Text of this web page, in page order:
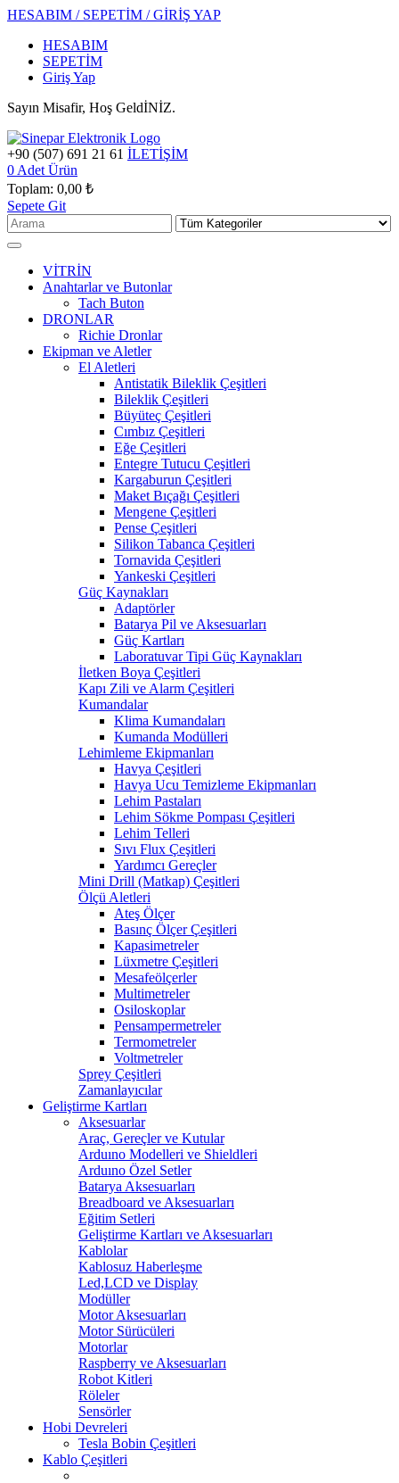
HESABIM / SEPETİM / GİRİŞ YAP
HESABIM
SEPETİM
Giriş Yap
Sayın Misafir, Hoş GeldİNİZ.
+90 (507) 691 21 61 İLETİŞİM
0 Adet Ürün
Toplam: 0,00 ₺
Sepete Git
VİTRİN
Anahtarlar ve Butonlar
Tach Buton
DRONLAR
Richie Dronlar
Ekipman ve Aletler
El Aletleri
Antistatik Bileklik Çeşitleri
Bileklik Çeşitleri
Büyüteç Çeşitleri
Cımbız Çeşitleri
Eğe Çeşitleri
Entegre Tutucu Çeşitleri
Kargaburun Çeşitleri
Maket Bıçağı Çeşitleri
Mengene Çeşitleri
Pense Çeşitleri
Silikon Tabanca Çeşitleri
Tornavida Çeşitleri
Yankeski Çeşitleri
Güç Kaynakları
Adaptörler
Batarya Pil ve Aksesuarları
Güç Kartları
Laboratuvar Tipi Güç Kaynakları
İletken Boya Çeşitleri
Kapı Zili ve Alarm Çeşitleri
Kumandalar
Klima Kumandaları
Kumanda Modülleri
Lehimleme Ekipmanları
Havya Çeşitleri
Havya Ucu Temizleme Ekipmanları
Lehim Pastaları
Lehim Sökme Pompası Çeşitleri
Lehim Telleri
Sıvı Flux Çeşitleri
Yardımcı Gereçler
Mini Drill (Matkap) Çeşitleri
Ölçü Aletleri
Ateş Ölçer
Basınç Ölçer Çeşitleri
Kapasimetreler
Lüxmetre Çeşitleri
Mesafeölçerler
Multimetreler
Osiloskoplar
Pensampermetreler
Termometreler
Voltmetreler
Sprey Çeşitleri
Zamanlayıcılar
Geliştirme Kartları
Aksesuarlar
Araç, Gereçler ve Kutular
Arduıno Modelleri ve Shieldleri
Arduıno Özel Setler
Batarya Aksesuarları
Breadboard ve Aksesuarları
Eğitim Setleri
Geliştirme Kartları ve Aksesuarları
Kablolar
Kablosuz Haberleşme
Led,LCD ve Display
Modüller
Motor Aksesuarları
Motor Sürücüleri
Motorlar
Raspberry ve Aksesuarları
Robot Kitleri
Röleler
Sensörler
Hobi Devreleri
Tesla Bobin Çeşitleri
Kablo Çeşitleri